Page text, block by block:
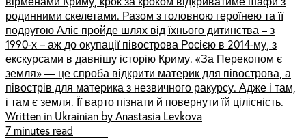
родинними скелетами. Разом з головною героїнею та її
подругою Аліє пройде шлях від їхнього дитинства – з
1990-х – аж до окупації півострова Росією в 2014-му, з
екскурсами в давнішу історію Криму. «За Перекопом є
земля» — це спроба відкрити материк для півострова, а
півострів для материка з незвичного ракурсу. Адже і там,
і там є земля. Її варто пізнати й повернути їй цілісність.
Written in Ukrainian by Anastasia Levkova
7 minutes read